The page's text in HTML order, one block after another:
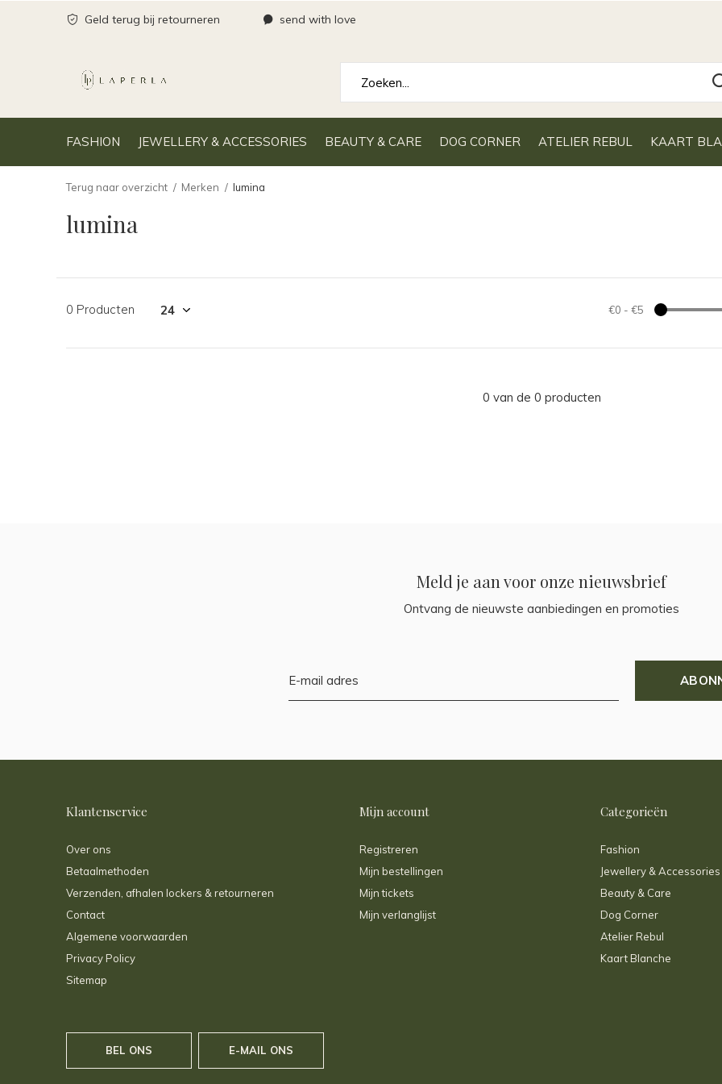
FASHION JEWELLERY & ACCESSORIES BEAUTY & CARE DOG CORNER ATELIER REBUL KAART
Geld terug bij retourneren send with love
Terug naar overzicht Merken lumina
lumina
0 Producten €0 - €5
0 van de 0 producten
Meld je aan voor onze nieuwsbrief
Ontvang de nieuwste aanbiedingen en promoties
Klantenservice
Over ons
Betaalmethoden
Verzenden, afhalen lockers & retourneren
Contact
Algemene voorwaarden
Privacy Policy
Sitemap
Mijn account
Registreren
Mijn bestellingen
Mijn tickets
Mijn verlanglijst
Categorieën
Fashion
Jewellery & Accessories
Beauty & Care
Dog Corner
Atelier Rebul
Kaart Blanche
BEL ONS E-MAIL ONS